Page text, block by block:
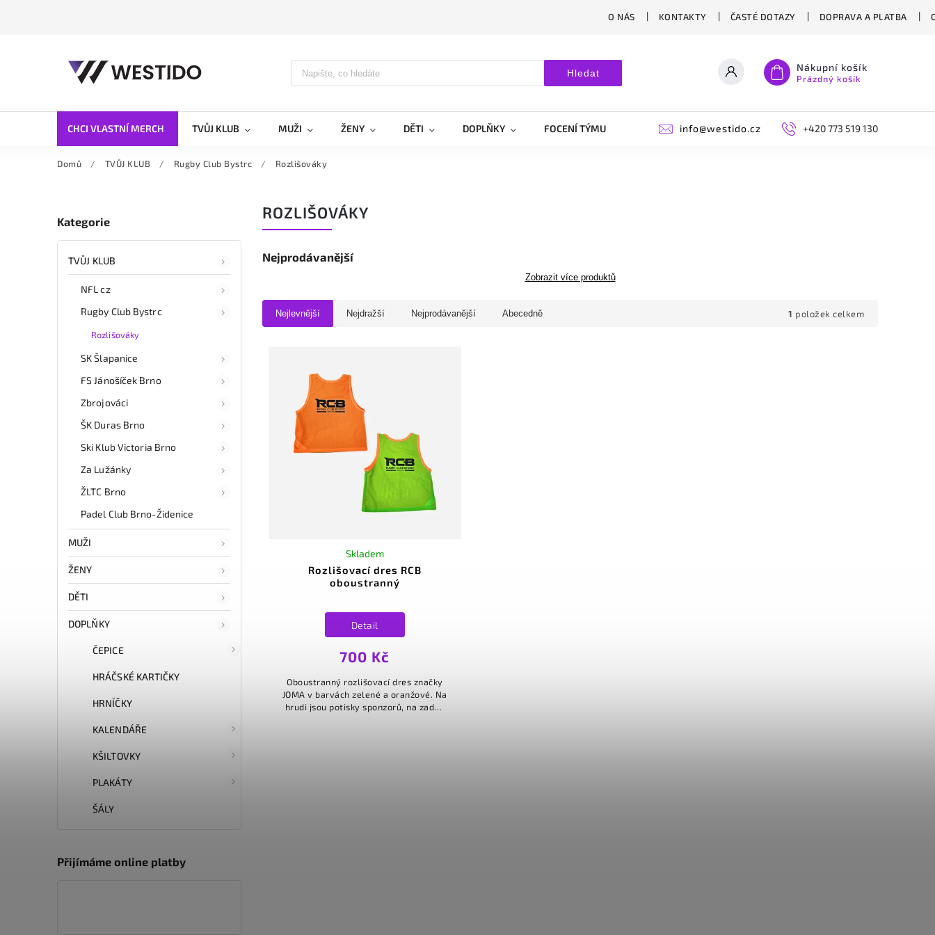
O NÁS KONTAKTY ČASTÉ DOTAZY DOPRAVA A PLATBA
Hledat Nákupní košík
Prázdný košík
CHCI VLASTNÍ MERCH TVŮJ KLUB MUŽI ŽENY DĚTI DOPLŇKY FOCENÍ TÝMU +420 773 519 130
info@westido.cz
Domů / TVŮJ KLUB / Rugby Club Bystrc / Rozlišováky
Kategorie
TVŮJ KLUB
NFL cz
Rugby Club Bystrc
Rozlišováky
SK Šlapanice
FS Jánošíček Brno
Zbrojováci
ŠK Duras Brno
Ski Klub Victoria Brno
Za Lužánky
ŽLTC Brno
Padel Club Brno-Židenice
MUŽI
ŽENY
DĚTI
DOPLŇKY
ČEPICE
HRÁČSKÉ KARTIČKY
HRNÍČKY
KALENDÁŘE
KŠILTOVKY
PLAKÁTY
ŠÁLY
Přijímáme online platby
ROZLIŠOVÁKY
Nejprodávanější
Zobrazit více produktů
Nejlevnější Nejdražší Nejprodávanější Abecedně 1 položek celkem
Rozlišovací dres RCB
oboustranný
Skladem
700 Kč
Detail
Oboustranný rozlišovací dres značky
JOMA v barvách zelené a oranžové. Na
hrudi jsou potisky sponzorů, na zadní